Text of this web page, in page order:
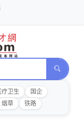
疗卫生
国企
烟草 铁路